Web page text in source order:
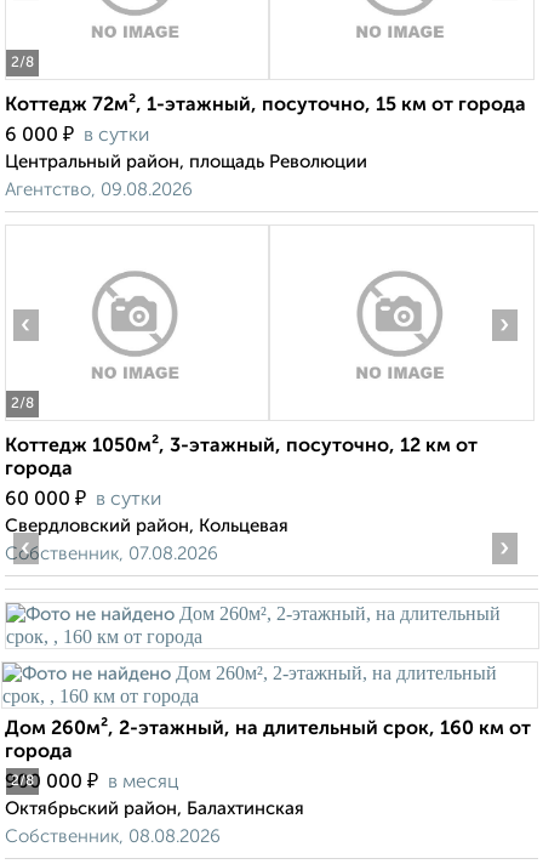
2/8
Коттедж 72м², 1-этажный, посуточно, 15 км от города
6 000 ₽ в сутки
Центральный район, площадь Революции
Агентство, 09.08.2026
2/8
‹ ›
Коттедж 1050м², 3-этажный, посуточно, 12 км от
города
60 000 ₽ в сутки
Свердловский район, Кольцевая
Собственник, 07.08.2026
2/8
‹ ›
Дом 260м², 2-этажный, на длительный срок, 160 км от
города
900 000 ₽ в месяц
Октябрьский район, Балахтинская
Собственник, 08.08.2026